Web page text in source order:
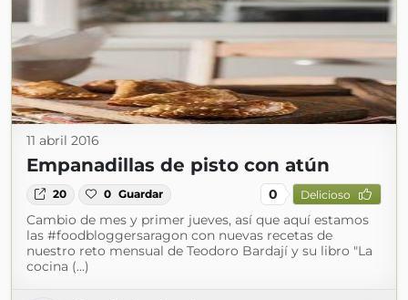
11 abril 2016
Empanadillas de pisto con atún
20 0 Guardar 0 Delicioso
Cambio de mes y primer jueves, así que aquí estamos
las #foodbloggersaragon con nuevas recetas de
nuestro reto mensual de Teodoro Bardají y su libro "La
cocina (...)